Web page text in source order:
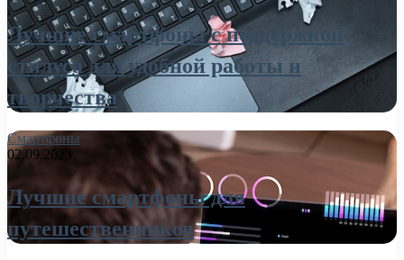
Лучшие смартфоны с поддержкой
стилуса для удобной работы и
творчества
Смартфоны
02.09.2023
Лучшие смартфоны для
путешественников